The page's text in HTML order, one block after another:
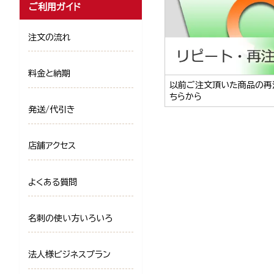
以前ご注文頂いた商品の再
ちらから
ご利用ガイド
注文の流れ
料金と納期
発送/代引き
店舗アクセス
よくある質問
名刺の使い方いろいろ
法人様ビジネスプラン